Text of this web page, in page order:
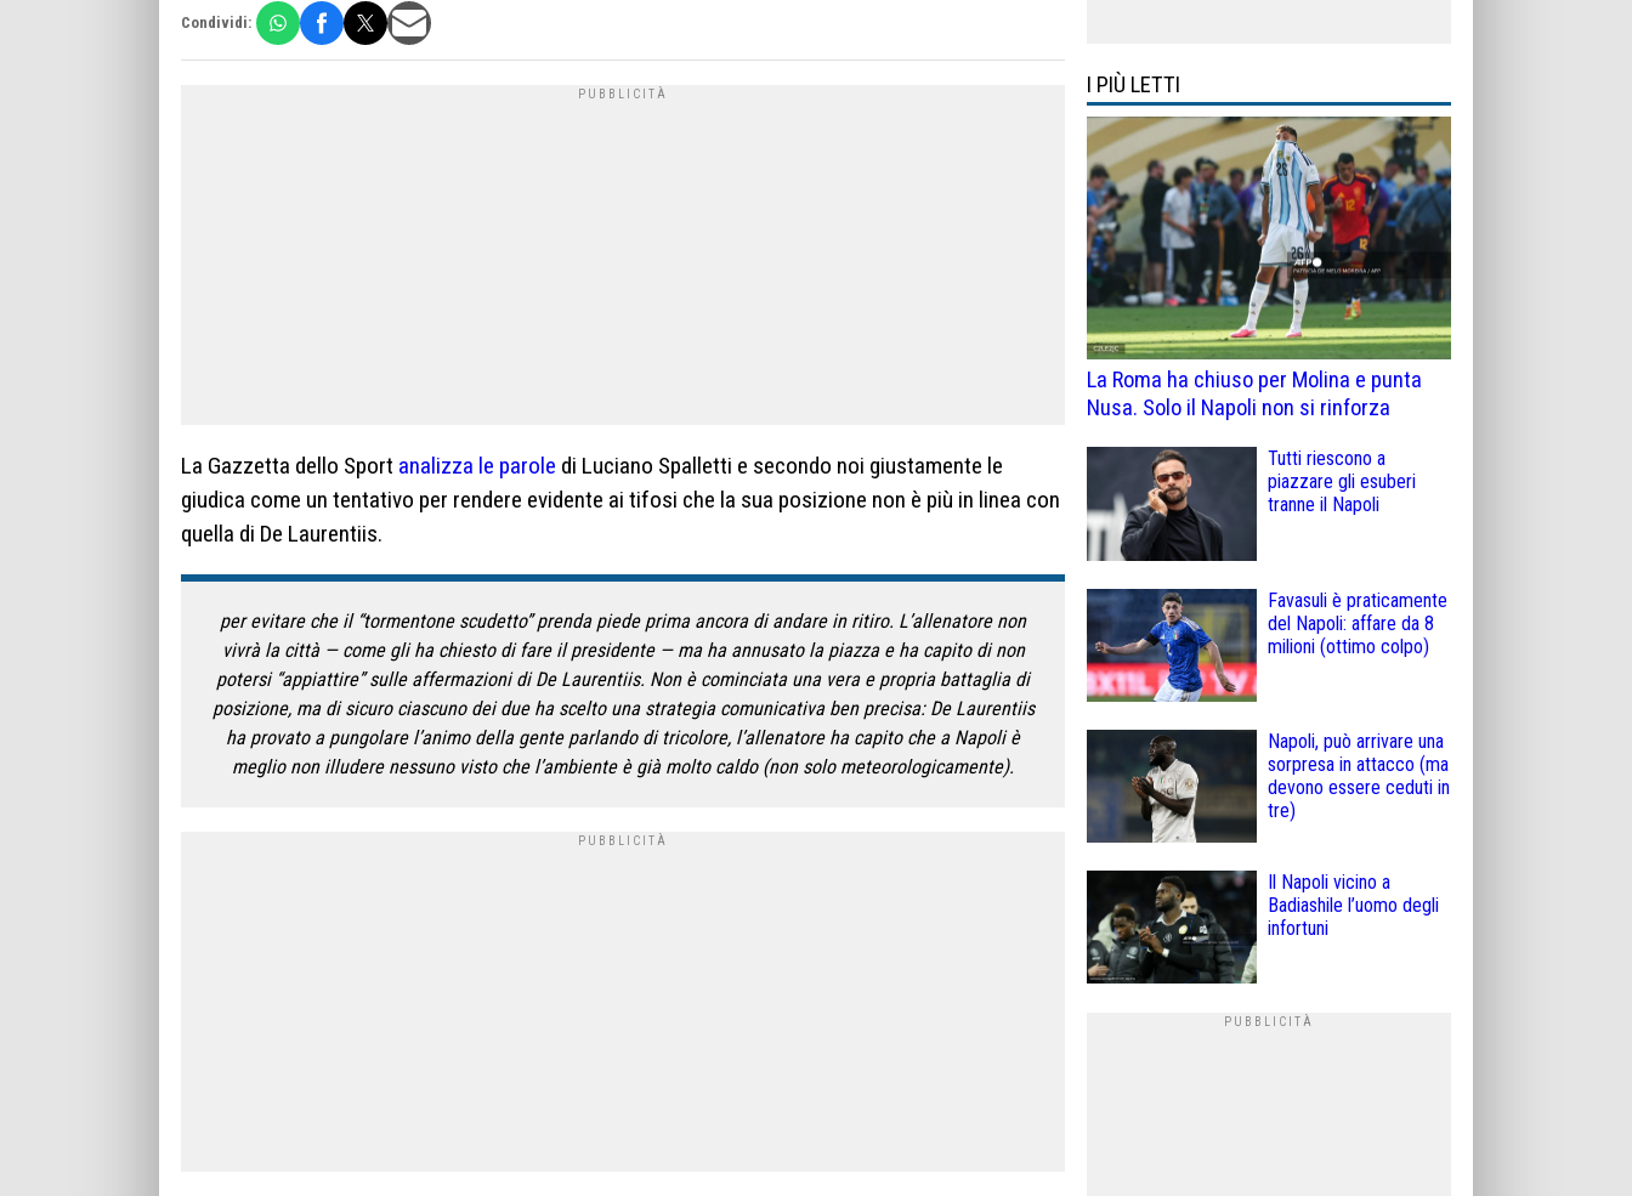
Condividi:
La Gazzetta dello Sport analizza le parole di Luciano Spalletti e secondo noi giustamente le
giudica come un tentativo per rendere evidente ai tifosi che la sua posizione non è più in linea con
quella di De Laurentiis.
per evitare che il “tormentone scudetto” prenda piede prima ancora di andare in ritiro. L’allenatore non
vivrà la città — come gli ha chiesto di fare il presidente — ma ha annusato la piazza e ha capito di non
potersi “appiattire” sulle affermazioni di De Laurentiis. Non è cominciata una vera e propria battaglia di
posizione, ma di sicuro ciascuno dei due ha scelto una strategia comunicativa ben precisa: De Laurentiis
ha provato a pungolare l’animo della gente parlando di tricolore, l’allenatore ha capito che a Napoli è
meglio non illudere nessuno visto che l’ambiente è già molto caldo (non solo meteorologicamente).
I PIÙ LETTI
La Roma ha chiuso per Molina e punta
Nusa. Solo il Napoli non si rinforza
Tutti riescono a
piazzare gli esuberi
tranne il Napoli
Favasuli è praticamente
del Napoli: affare da 8
milioni (ottimo colpo)
Napoli, può arrivare una
sorpresa in attacco (ma
devono essere ceduti in
tre)
Il Napoli vicino a
Badiashile l’uomo degli
infortuni